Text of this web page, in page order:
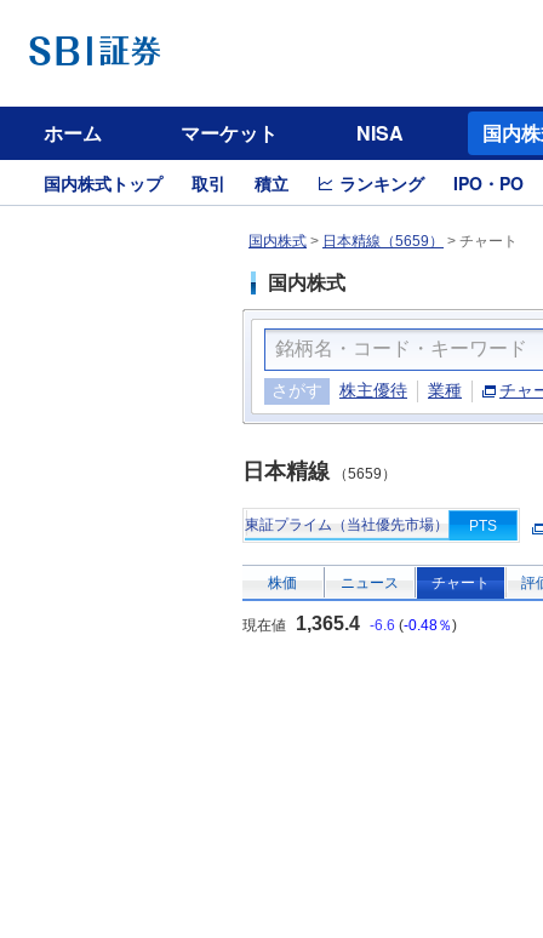
ホーム マーケット NISA 国内
国内株式トップ 取引 積立 ランキング IPO・PO
国内株式 > 日本精線（5659） > チャート
国内株式
さがす 株主優待 業種 チャ
日本精線（5659）
東証プライム（当社優先市場） PTS
株価 ニュース チャート 評
現在値 1,365.4 -6.6 (-0.48％)